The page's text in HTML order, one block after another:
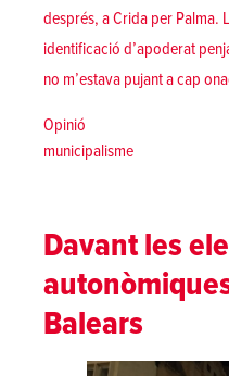
després, a Crida per Palma.
identificació d’apoderat
no m’estava pujant a cap
Posted in
Opinió
Tags:
municipalisme
Davant les
Balears